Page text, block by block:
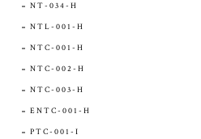
NT-034-H
NTL-001-H
NTC-001-H
NTC-002-H
NTC-003-H
ENTC-001-H
PTC-001-I